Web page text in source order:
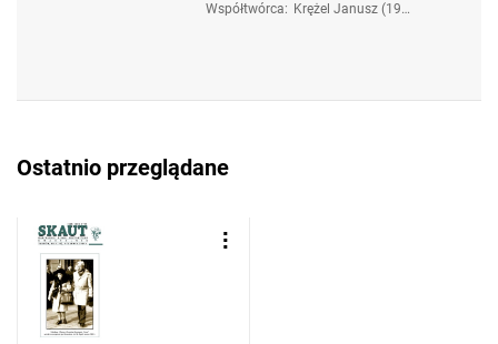
Współtwórca: Krężel Janusz (193
Ostatnio przeglądane